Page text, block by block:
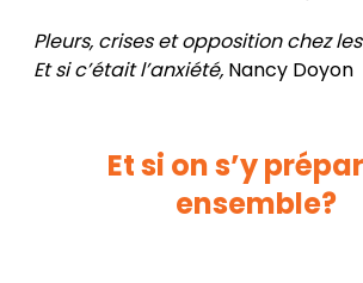
Pleurs, crises et opposition chez
Et si c’était l’anxiété, Nancy Doyon
Et si on s’y
ensemble?